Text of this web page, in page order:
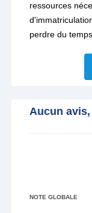
ressources
perdre du temps.
Aucun
NOTE GLOBALE